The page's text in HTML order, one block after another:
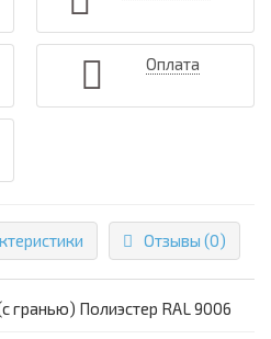
Оплата
Отзывы (0)
гранью) Полиэстер RAL 9006